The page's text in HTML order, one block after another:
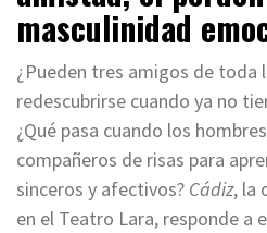
masculinidad
¿Pueden tres amigos de toda
redescubrirse cuando ya no
¿Qué pasa cuando los
compañeros de risas para
sinceros y afectivos? Cádiz, la
en el Teatro Lara, responde a